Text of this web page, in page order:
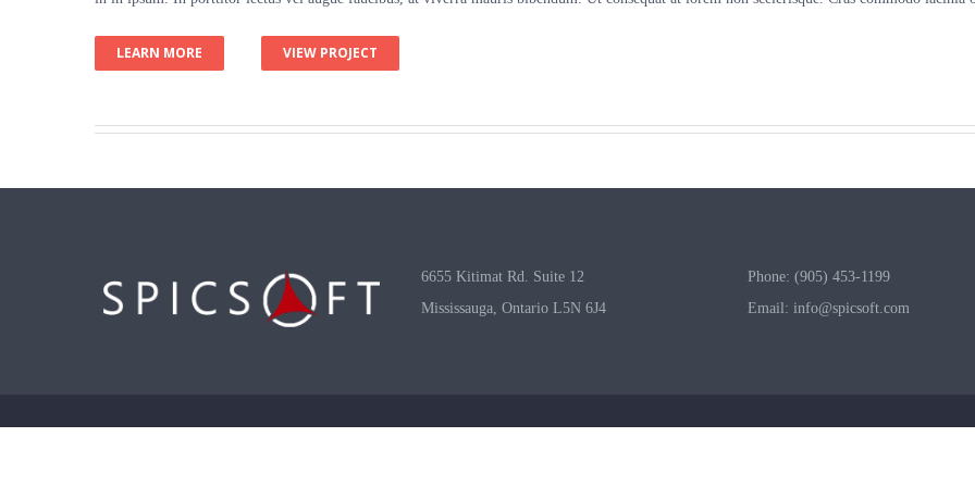
LEARN MORE VIEW PROJECT
6655 Kitimat Rd. Suite 12
Mississauga, Ontario L5N 6J4
Phone: (905) 453-1199
Email: info@spicsoft.com